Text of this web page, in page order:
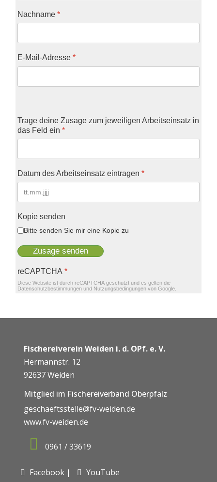
Nachname *
E-Mail-Adresse *
Trage deine Zusage zum jeweiligen Arbeitseinsatz in
das Feld ein *
Datum des Arbeitseinsatz eintragen *
Kopie senden
Bitte senden Sie mir eine Kopie zu
Zusage senden
reCAPTCHA *
Diese Website ist durch reCAPTCHA geschützt und es gelten die
Datenschutzbestimmungen und Nutzungsbedingungen von Google.
Fischereiverein Weiden i. d. OPf. e. V.
Hermannstr. 12
92637 Weiden
Mitglied im Fischereiverband Oberpfalz
geschaeftsstelle@fv-weiden.de
www.fv-weiden.de
0961 / 33619
Facebook | YouTube